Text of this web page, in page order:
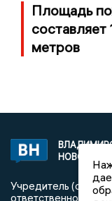
Площадь
метров
НОВОСТИ
Учредитель